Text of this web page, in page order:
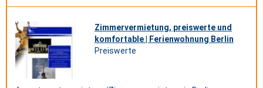
Zimmervermietung, preiswerte und
komfortable | Ferienwohnung Berlin
Preiswerte